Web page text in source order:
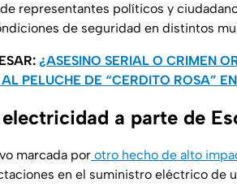
representantes políticos y
de seguridad en distintos
¿ASESINO SERIAL O CRIMEN
PELUCHE DE “CERDITO ROSA”
a parte de
marcada por otro hecho de alto
en el suministro eléctrico de